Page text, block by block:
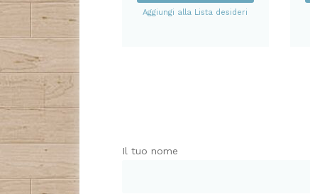
Aggiungi alla Lista desideri
Il tuo nome